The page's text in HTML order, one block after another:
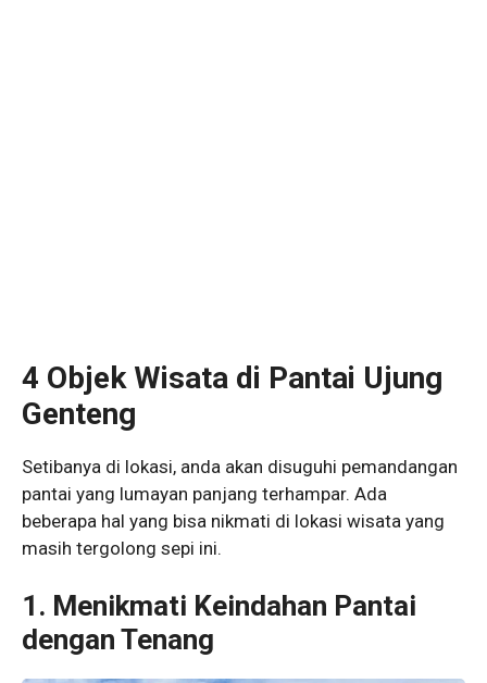
4 Objek Wisata di Pantai Ujung
Genteng
Setibanya di lokasi, anda akan disuguhi pemandangan
pantai yang lumayan panjang terhampar. Ada
beberapa hal yang bisa nikmati di lokasi wisata yang
masih tergolong sepi ini.
1. Menikmati Keindahan Pantai
dengan Tenang